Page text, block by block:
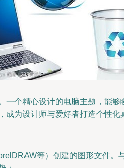
个精心设计的电脑主题，能
为设计师与爱好者打造个性化
等）创建的图形文件